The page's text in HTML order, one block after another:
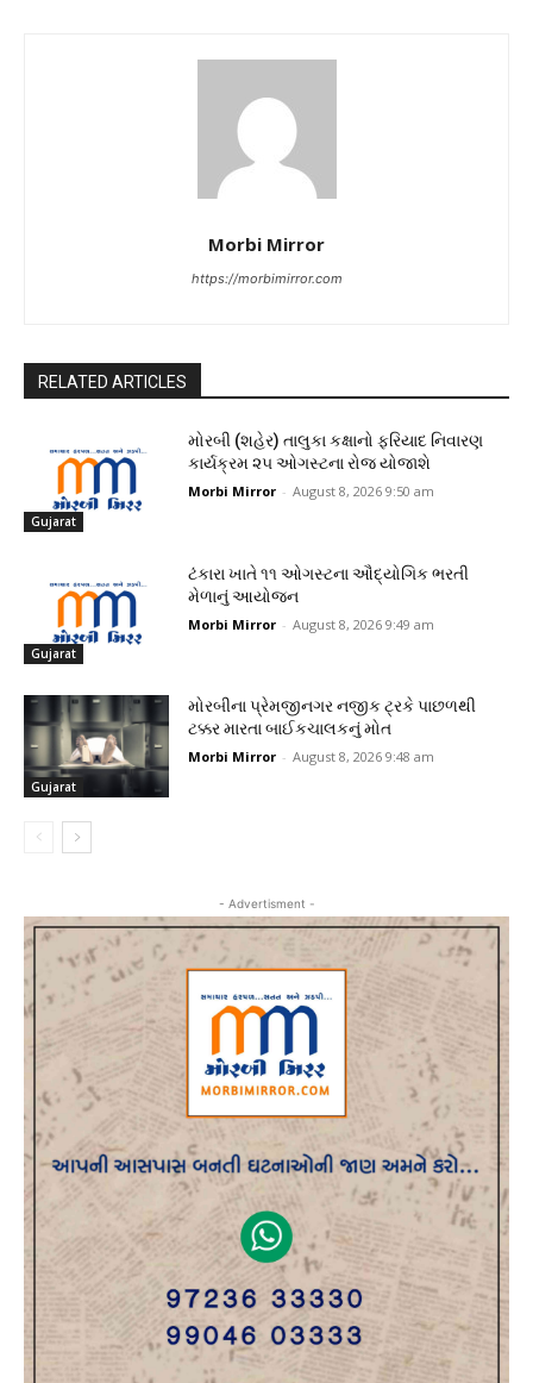
Morbi Mirror
https://morbimirror.com
RELATED ARTICLES
Gujarat
મોરબી (શહેર) તાલુકા કક્ષાનો ફરિયાદ નિવારણ
કાર્યક્રમ ૨૫ ઓગસ્ટના રોજ યોજાશે
Morbi Mirror - August 8, 2026 9:50 am
Gujarat
ટંકારા ખાતે ૧૧ ઓગસ્ટના ઔદ્યોગિક ભરતી
મેળાનું આયોજન
Morbi Mirror - August 8, 2026 9:49 am
Gujarat
મોરબીના પ્રેમજીનગર નજીક ટ્રકે પાછળથી
ટક્કર મારતા બાઈકચાલકનું મોત
Morbi Mirror - August 8, 2026 9:48 am
- Advertisment -